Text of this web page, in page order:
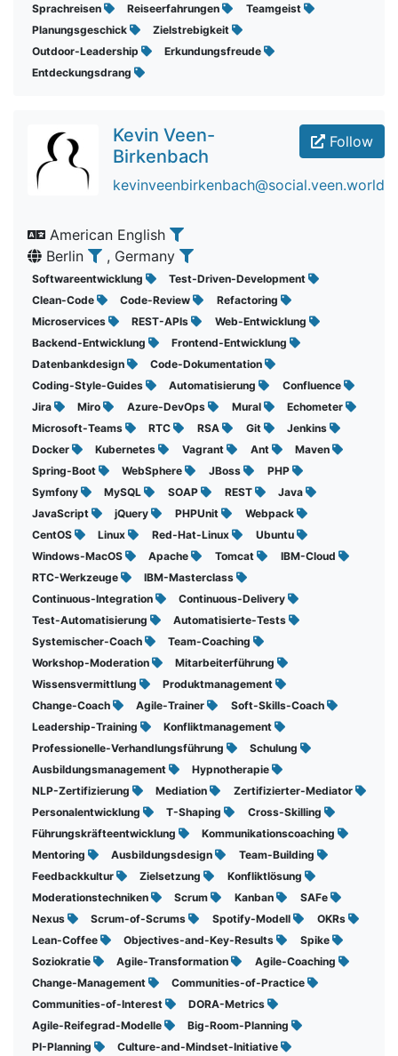
Sprachreisen Reiseerfahrungen
Teamgeist
Planungsgeschick
Zielstrebigkeit
Outdoor-Leadership
Erkundungsfreude
Entdeckungsdrang
Follow
Kevin Veen-
Birkenbach
kevinveenbirkenbach@social.veen.world
American English
Berlin
, Germany
Softwareentwicklung
Test-Driven-Development
Clean-Code
Code-Review
Refactoring
Microservices
REST-APIs
Web-Entwicklung
Backend-Entwicklung
Frontend-Entwicklung
Datenbankdesign
Code-Dokumentation
Coding-Style-Guides
Automatisierung
Confluence
Jira
Miro Azure-DevOps Mural
Echometer
Microsoft-Teams
RTC RSA Git
Jenkins
Docker
Kubernetes Vagrant Ant
Maven
Spring-Boot
WebSphere JBoss
PHP
Symfony
MySQL SOAP REST
Java
JavaScript
jQuery PHPUnit
Webpack
CentOS
Linux Red-Hat-Linux
Ubuntu
Windows-MacOS
Apache Tomcat
IBM-Cloud
RTC-Werkzeuge
IBM-Masterclass
Continuous-Integration
Continuous-Delivery
Test-Automatisierung
Automatisierte-Tests
Systemischer-Coach
Team-Coaching
Workshop-Moderation
Mitarbeiterführung
Wissensvermittlung
Produktmanagement
Change-Coach
Agile-Trainer
Soft-Skills-Coach
Leadership-Training
Konfliktmanagement
Professionelle-Verhandlungsführung
Schulung
Ausbildungsmanagement
Hypnotherapie
NLP-Zertifizierung
Mediation
Zertifizierter-Mediator
Personalentwicklung
T-Shaping
Cross-Skilling
Führungskräfteentwicklung
Kommunikationscoaching
Mentoring
Ausbildungsdesign
Team-Building
Feedbackkultur
Zielsetzung
Konfliktlösung
Moderationstechniken
Scrum Kanban
SAFe
Nexus
Scrum-of-Scrums Spotify-Modell
OKRs
Lean-Coffee
Objectives-and-Key-Results
Spike
Soziokratie
Agile-Transformation
Agile-Coaching
Change-Management
Communities-of-Practice
Communities-of-Interest
DORA-Metrics
Agile-Reifegrad-Modelle
Big-Room-Planning
PI-Planning
Culture-and-Mindset-Initiative